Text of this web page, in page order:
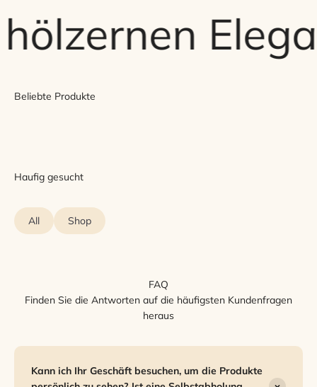
Beliebte Produkte
Haufig gesucht
All Shop
FAQ
Finden Sie die Antworten auf die häufigsten Kundenfragen
heraus
Kann ich Ihr Geschäft besuchen, um die Produkte